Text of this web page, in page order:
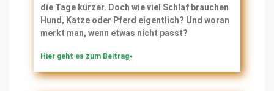
die Tage kürzer. Doch wie viel Schlaf brauchen
Hund, Katze oder Pferd eigentlich? Und woran
merkt man, wenn etwas nicht passt?
Hier geht es zum Beitrag»